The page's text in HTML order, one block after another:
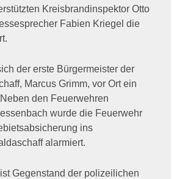
Kreisbrandinspektor Otto
Fabien Kriegel die
der erste Bürgermeister der
Marcus Grimm, vor Ort ein
den Feuerwehren
wurde die Feuerwehr
ins
alarmiert.
Gegenstand der polizeilichen